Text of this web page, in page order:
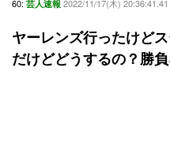
60: 芸人速報 2022/11/17(木)
ヤーレンズ行ったけど
だけどどうするの？勝